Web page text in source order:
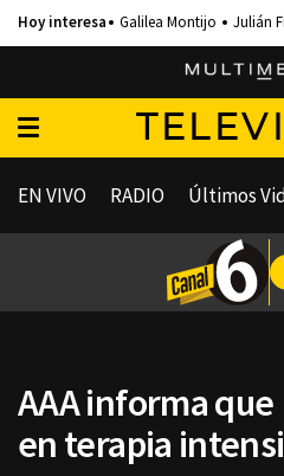
Galilea Montijo Julián
EN VIVO RADIO Últimos
AAA informa que
en terapia